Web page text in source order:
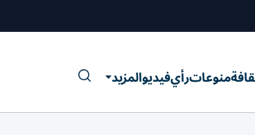
منوعاترأيفيديوالمزيد